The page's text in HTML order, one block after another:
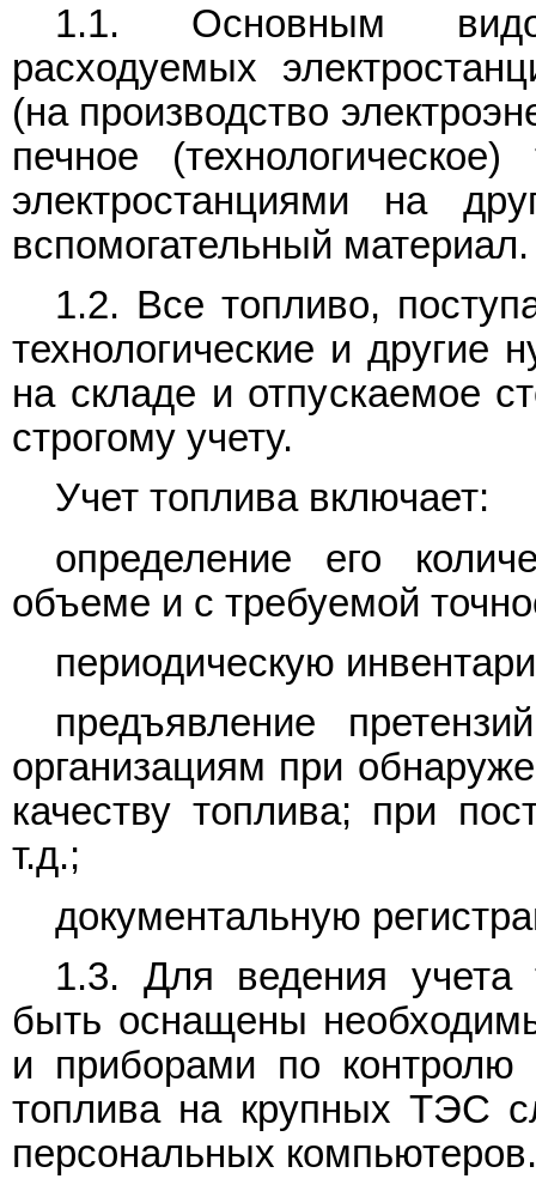
1.1. Основным
расходуемых
(на производство
печное
электростанциями на
вспомогательный материал.
1.2. Все топливо,
технологические и
на складе и отпускаемое
строгому учету.
Учет топлива включает:
определение его
объеме и с требуемой
периодическую
предъявление
организациям при
качеству топлива; при
т.д.;
документальную
1.3. Для ведения учета
быть оснащены
и приборами по контролю
топлива на крупных ТЭС
персональных компьютеров.